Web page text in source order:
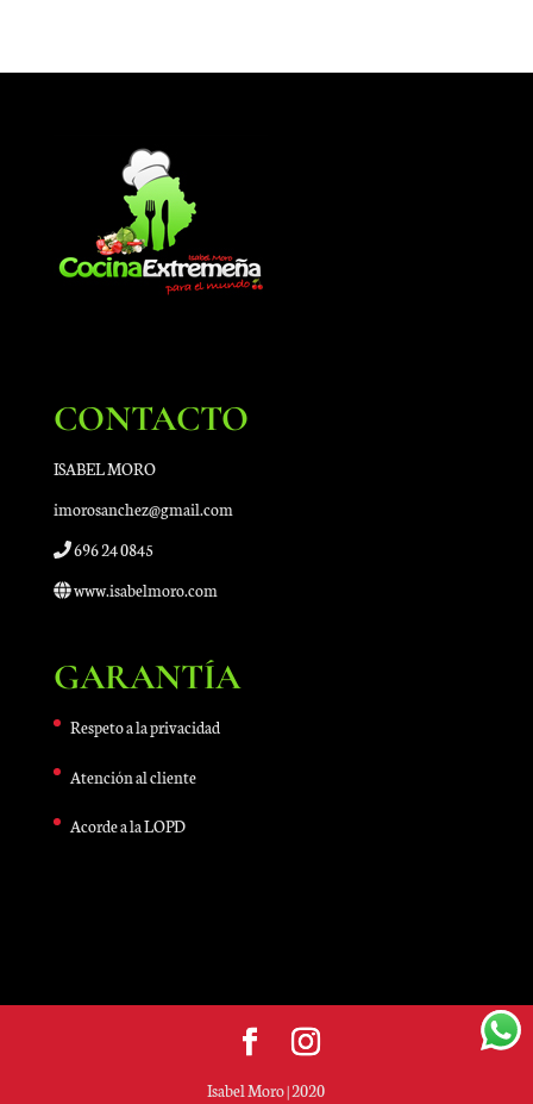
CONTACTO
ISABEL MORO
imorosanchez@gmail.com
696 24 0845
www.isabelmoro.com
GARANTÍA
Respeto a la privacidad
Atención al cliente
Acorde a la LOPD
Isabel Moro | 2020